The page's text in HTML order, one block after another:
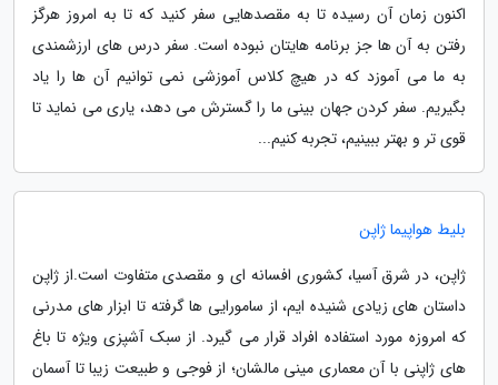
اکنون زمان آن رسیده تا به مقصدهایی سفر کنید که تا به امروز هرگز
رفتن به آن ها جز برنامه هایتان نبوده است. سفر درس های ارزشمندی
به ما می آموزد که در هیچ کلاس آموزشی نمی توانیم آن ها را یاد
بگیریم. سفر کردن جهان بینی ما را گسترش می دهد، یاری می نماید تا
قوی تر و بهتر ببینیم، تجربه کنیم...
بلیط هواپیما ژاپن
ژاپن، در شرق آسیا، کشوری افسانه ای و مقصدی متفاوت است.از ژاپن
داستان های زیادی شنیده ایم، از سامورایی ها گرفته تا ابزار های مدرنی
که امروزه مورد استفاده افراد قرار می گیرد. از سبک آشپزی ویژه تا باغ
های ژاپنی با آن معماری مینی مالشان؛ از فوجی و طبیعت زیبا تا آسمان